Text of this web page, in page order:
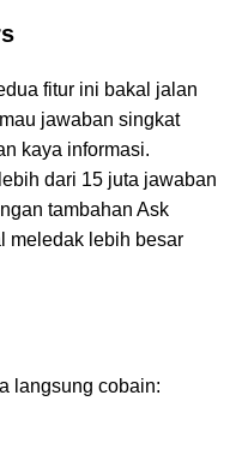
fitur ini bakal jalan
jawaban singkat
kaya informasi.
dari 15 juta jawaban
tambahan Ask
meledak lebih besar
langsung cobain: